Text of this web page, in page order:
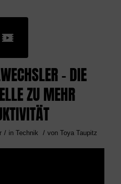
– DIE
ZU MEHR
/ inTechnik / vonToya Taupitz